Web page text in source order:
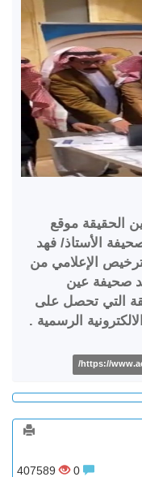
الحقيقة موقع
الأستاذ/ فهد
الإعلامي من
صحيفة عين
التي تحصل على
الرسمية .
https://
407589